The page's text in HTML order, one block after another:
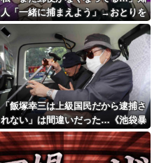
がコレｗｗｗｗ
バス停で知り合った料理上手
なご婦人から絶品手料理をお裾
分け。仲良くしていたが家に上
がろうとするご婦人が娘に放っ
た『失礼すぎる一言』に絶句←
手料理は美味しかったのに性格
クセ強すぎ
【画像】女子アナさんの谷〇
厳選ｗｗｗｗ他
いくらでも一人行動できる人
24歳年収550万ワイ、高級車も
豪邸も買えない人生が確定して
いる事実に咽び泣く
人「一緒に捕まえよう」→おとりを
仕掛けたら泥奥がまんまと引っかか
り…
「飯塚幸三は上級国民だから逮捕さ
れない」は間違いだった…《池袋暴
走事故》警視庁幹部が「自民党議
員」に呼び出されても逮捕を見送っ